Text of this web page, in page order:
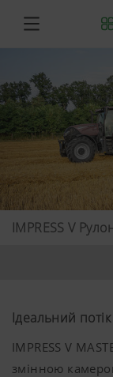
Ідеальний
IMPRESS V
змінною